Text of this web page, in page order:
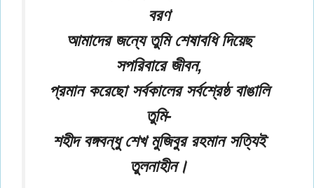
বরণ
আমাদের জন্যে তুমি শেষাবধি দিয়েছ
সপরিবারে জীবন,
প্রমান করেছো সর্বকালের সর্বশ্রেষ্ঠ বাঙালি
তুমি-
শহীদ বঙ্গবন্ধু শেখ মুজিবুর রহমান সত্যিই
তুলনাহীন।